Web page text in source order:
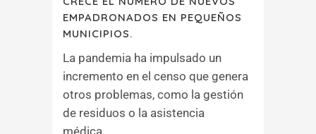
EMPADRONADOS EN PEQUEÑOS
MUNICIPIOS.
La pandemia ha impulsado un
incremento en el censo que genera
otros problemas, como la gestión
de residuos o la asistencia
médica....